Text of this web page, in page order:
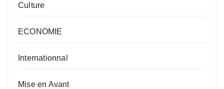
Culture
ECONOMIE
Internationnal
Mise en Avant